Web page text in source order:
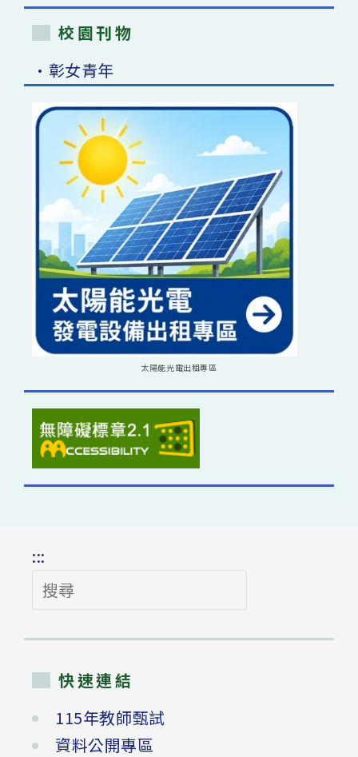
校園刊物
•彰女青年
太陽能光電出租專區
:::
搜
尋
快速連結
115年教師甄試
資料公開專區